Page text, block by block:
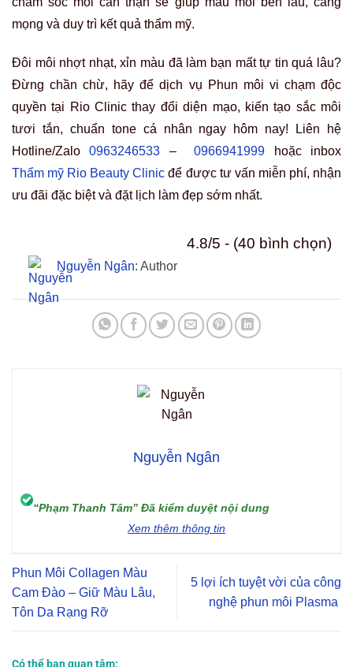
mọng và duy trì kết quả thẩm mỹ.
Đôi môi nhợt nhạt, xỉn màu đã làm bạn mất tự tin quá lâu?
Đừng chần chừ, hãy để dịch vụ Phun môi vi chạm độc
quyền tại Rio Clinic thay đổi diện mạo, kiến tạo sắc môi
tươi tắn, chuẩn tone cá nhân ngay hôm nay! Liên hệ
Hotline/Zalo0963246533 –0966941999 hoặc inbox
Thẩm mỹ Rio Beauty Clinic để được tư vấn miễn phí, nhận
ưu đãi đặc biệt và đặt lịch làm đẹp sớm nhất.
4.8/5 - (40 bình chọn)
Nguyễn Ngân: Author
Nguyễn Ngân
“Phạm Thanh Tâm” Đã kiểm duyệt nội dung
Xem thêm thông tin
Phun Môi Collagen Màu
Cam Đào – Giữ Màu Lâu,
Tôn Da Rạng Rỡ
5 lợi ích tuyệt vời của công
nghệ phun môi Plasma
Có thể bạn quan tâm: